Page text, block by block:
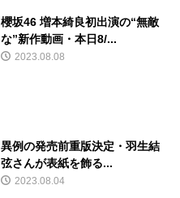
櫻坂46 増本綺良初出演の“無敵
な”新作動画・本日8/...
2023.08.08
異例の発売前重版決定・羽生結
弦さんが表紙を飾る...
2023.08.04